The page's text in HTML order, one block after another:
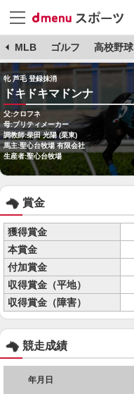
MLB ゴルフ 高校野球
牝 芦毛 登録抹消
ドキドキマドンナ
父:クロフネ
母:プリティメーカー
調教師:柴田 光陽 (栗東)
馬主:聖心台牧場 有限会社
生産者:聖心台牧場
賞金
獲得賞金
本賞金
付加賞金
収得賞金（平地）
収得賞金（障害）
競走成績
年月日